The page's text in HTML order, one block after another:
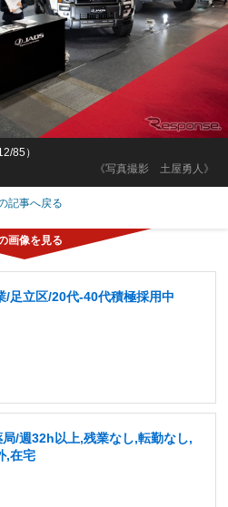
《写真撮影 土屋勇人》
85）
記事へ戻る
/足立区/20代-40代積極採用中
局/週32h以上,残業なし,転勤なし,
,在宅